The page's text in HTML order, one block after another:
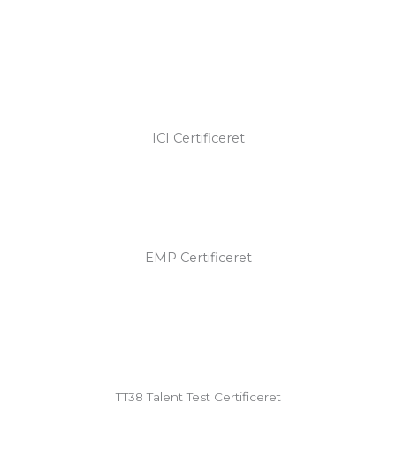
ICI Certificeret
EMP Certificeret
TT38 Talent Test Certificeret